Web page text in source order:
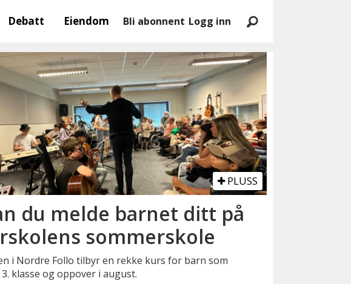
Debatt Eiendom Bli abonnent Logg inn
PLUSS
du melde barnet ditt på
sommerskole
i Nordre Follo tilbyr en rekke kurs for barn som
klasse og oppover i august.